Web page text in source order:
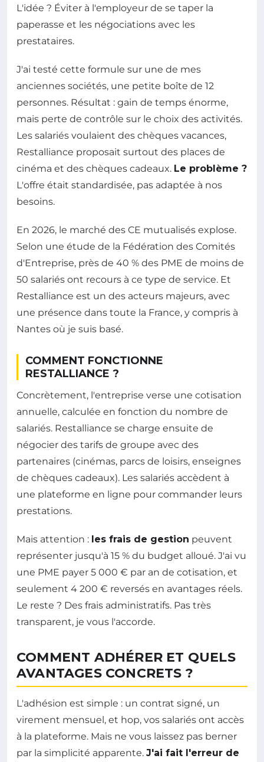
L'idée ? Éviter à l'employeur de se taper la
paperasse et les négociations avec les
prestataires.
J'ai testé cette formule sur une de mes
anciennes sociétés, une petite boîte de 12
personnes. Résultat : gain de temps énorme,
mais perte de contrôle sur le choix des activités.
Les salariés voulaient des chèques vacances,
Restalliance proposait surtout des places de
cinéma et des chèques cadeaux. Le problème ?
L'offre était standardisée, pas adaptée à nos
besoins.
En 2026, le marché des CE mutualisés explose.
Selon une étude de la Fédération des Comités
d'Entreprise, près de 40 % des PME de moins de
50 salariés ont recours à ce type de service. Et
Restalliance est un des acteurs majeurs, avec
une présence dans toute la France, y compris à
Nantes où je suis basé.
COMMENT FONCTIONNE
RESTALLIANCE ?
Concrètement, l'entreprise verse une cotisation
annuelle, calculée en fonction du nombre de
salariés. Restalliance se charge ensuite de
négocier des tarifs de groupe avec des
partenaires (cinémas, parcs de loisirs, enseignes
de chèques cadeaux). Les salariés accèdent à
une plateforme en ligne pour commander leurs
prestations.
Mais attention : les frais de gestion peuvent
représenter jusqu'à 15 % du budget alloué. J'ai vu
une PME payer 5 000 € par an de cotisation, et
seulement 4 200 € reversés en avantages réels.
Le reste ? Des frais administratifs. Pas très
transparent, je vous l'accorde.
COMMENT ADHÉRER ET QUELS
AVANTAGES CONCRETS ?
L'adhésion est simple : un contrat signé, un
virement mensuel, et hop, vos salariés ont accès
à la plateforme. Mais ne vous laissez pas berner
par la simplicité apparente. J'ai fait l'erreur de